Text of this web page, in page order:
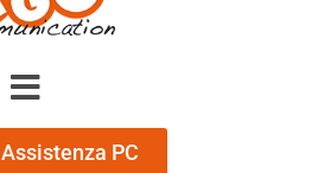
Assistenza PC